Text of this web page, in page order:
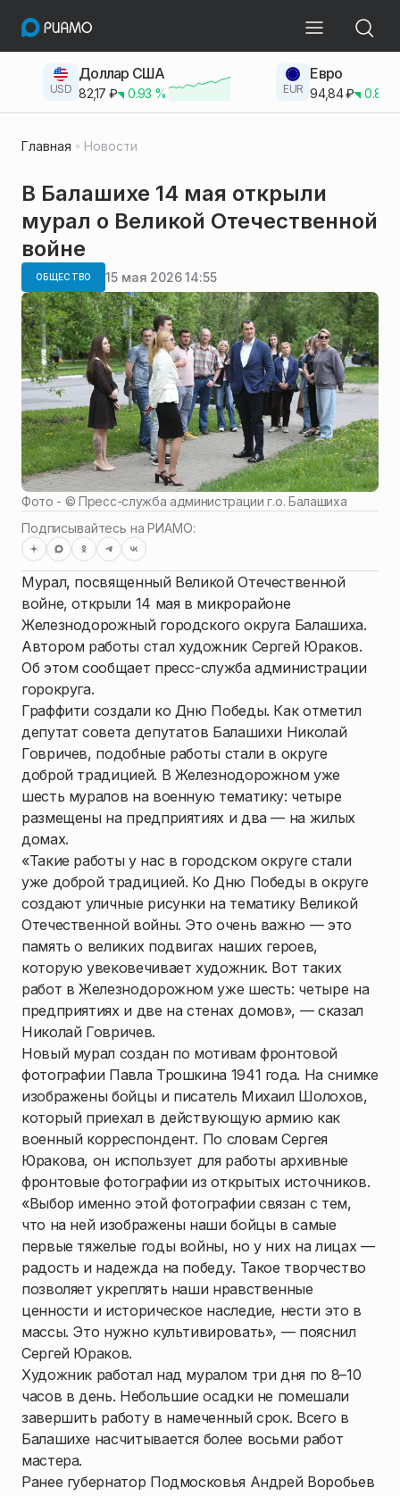
USD
Доллар США
82,17 ₽ 0.93 % EUR
Евро
94,84₽ 0.83
Главная Новости
В Балашихе 14 мая открыли
мурал о Великой Отечественной
войне
ОБЩЕСТВО 15 мая 2026 14:55
Фото - ©Пресс-служба администрации г.о. Балашиха
Подписывайтесь на РИАМО:
Мурал, посвященный Великой Отечественной
войне, открыли 14 мая в микрорайоне
Железнодорожный городского округа Балашиха.
Автором работы стал художник Сергей Юраков.
Об этом сообщает пресс-служба администрации
горокруга.
Граффити создали ко Дню Победы. Как отметил
депутат совета депутатов Балашихи Николай
Говричев, подобные работы стали в округе
доброй традицией. В Железнодорожном уже
шесть муралов на военную тематику: четыре
размещены на предприятиях и два — на жилых
домах.
«Такие работы у нас в городском округе стали
уже доброй традицией. Ко Дню Победы в округе
создают уличные рисунки на тематику Великой
Отечественной войны. Это очень важно — это
память о великих подвигах наших героев,
которую увековечивает художник. Вот таких
работ в Железнодорожном уже шесть: четыре на
предприятиях и две на стенах домов», — сказал
Николай Говричев.
Новый мурал создан по мотивам фронтовой
фотографии Павла Трошкина 1941 года. На снимке
изображены бойцы и писатель Михаил Шолохов,
который приехал в действующую армию как
военный корреспондент. По словам Сергея
Юракова, он использует для работы архивные
фронтовые фотографии из открытых источников.
«Выбор именно этой фотографии связан с тем,
что на ней изображены наши бойцы в самые
первые тяжелые годы войны, но у них на лицах —
радость и надежда на победу. Такое творчество
позволяет укреплять наши нравственные
ценности и историческое наследие, нести это в
массы. Это нужно культивировать», — пояснил
Сергей Юраков.
Художник работал над муралом три дня по 8–10
часов в день. Небольшие осадки не помешали
завершить работу в намеченный срок. Всего в
Балашихе насчитывается более восьми работ
мастера.
Ранее губернатор Подмосковья Андрей Воробьев